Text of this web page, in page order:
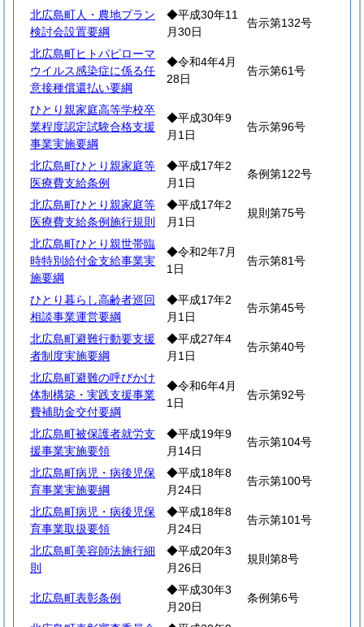
北広島町人・農地プラン
検討会設置要綱
◆平成30年11
月30日
告示第132号
北広島町ヒトパピローマ
ウイルス感染症に係る任
意接種償還払い要綱
◆令和4年4月
28日
告示第61号
ひとり親家庭高等学校卒
業程度認定試験合格支援
事業実施要綱
◆平成30年9
月1日
告示第96号
北広島町ひとり親家庭等
医療費支給条例
◆平成17年2
月1日
条例第122号
北広島町ひとり親家庭等
医療費支給条例施行規則
◆平成17年2
月1日
規則第75号
北広島町ひとり親世帯臨
時特別給付金支給事業実
施要綱
◆令和2年7月
1日
告示第81号
ひとり暮らし高齢者巡回
相談事業運営要綱
◆平成17年2
月1日
告示第45号
北広島町避難行動要支援
者制度実施要綱
◆平成27年4
月1日
告示第40号
北広島町避難の呼びかけ
体制構築・実践支援事業
費補助金交付要綱
◆令和6年4月
1日
告示第92号
北広島町被保護者就労支
援事業実施要領
◆平成19年9
月14日
告示第104号
北広島町病児・病後児保
育事業実施要綱
◆平成18年8
月24日
告示第100号
北広島町病児・病後児保
育事業取扱要領
◆平成18年8
月24日
告示第101号
北広島町美容師法施行細
則
◆平成20年3
月26日
規則第8号
北広島町表彰条例
◆平成30年3
月20日
条例第6号